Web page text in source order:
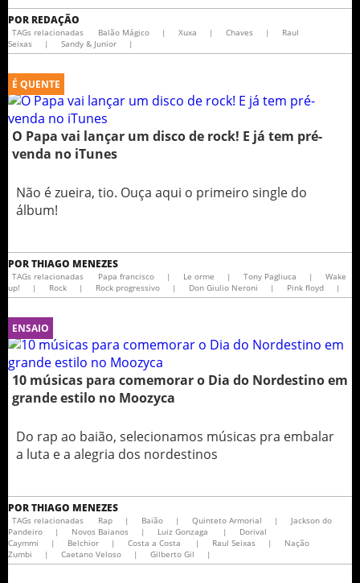
POR REDAÇÃO
TAGs relacionadas Balão Mágico | Xuxa | Chaves |
Raul
Seixas
| Sandy & Junior |
É QUENTE
O Papa vai lançar um disco de rock! E já tem pré-
venda no iTunes
Não é zueira, tio. Ouça aqui o primeiro single do
álbum!
PORTHIAGO MENEZES
TAGs relacionadas Papa francisco | Le orme | Tony Pagliuca |
Wake
up!
| Rock | Rock progressivo | Don Giulio Neroni | Pink floyd |
ENSAIO
10 músicas para comemorar o Dia do Nordestino em
grande estilo no Moozyca
Do rap ao baião, selecionamos músicas pra embalar
a luta e a alegria dos nordestinos
PORTHIAGO MENEZES
TAGs relacionadas Rap | Baião | Quinteto Armorial |
Jackson do
Pandeiro
| Novos Baianos | Luiz Gonzaga |
Dorival
Caymmi
| Belchior | Costa a Costa | Raul Seixas |
Nação
Zumbi
| Caetano Veloso | Gilberto Gil |